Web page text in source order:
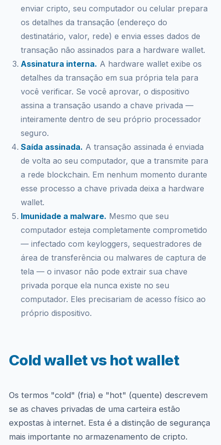
enviar cripto, seu computador ou celular prepara
os detalhes da transação (endereço do
destinatário, valor, rede) e envia esses dados de
transação não assinados para a hardware wallet.
Assinatura interna. A hardware wallet exibe os
detalhes da transação em sua própria tela para
você verificar. Se você aprovar, o dispositivo
assina a transação usando a chave privada —
inteiramente dentro de seu próprio processador
seguro.
Saída assinada. A transação assinada é enviada
de volta ao seu computador, que a transmite para
a rede blockchain. Em nenhum momento durante
esse processo a chave privada deixa a hardware
wallet.
Imunidade a malware. Mesmo que seu
computador esteja completamente comprometido
— infectado com keyloggers, sequestradores de
área de transferência ou malwares de captura de
tela — o invasor não pode extrair sua chave
privada porque ela nunca existe no seu
computador. Eles precisariam de acesso físico ao
próprio dispositivo.
Cold wallet vs hot wallet
Os termos "cold" (fria) e "hot" (quente) descrevem
se as chaves privadas de uma carteira estão
expostas à internet. Esta é a distinção de segurança
mais importante no armazenamento de cripto.